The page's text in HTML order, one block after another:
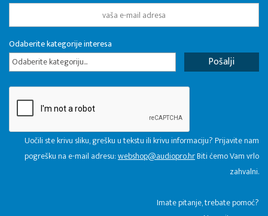
Odaberite kategorije interesa
Odaberite kategoriju...
Uočili ste krivu sliku, grešku u tekstu ili krivu informaciju? Prijavite nam
pogrešku na e-mail adresu:webshop@audiopro.hrBiti ćemo Vam vrlo
zahvalni.
​Imate pitanje, trebate pomoć?